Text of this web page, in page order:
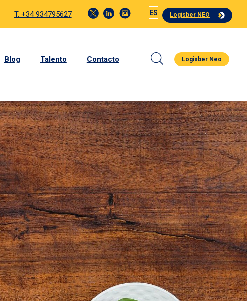
T. +34 934795627 ES Logisber NEO
Blog Talento Contacto Logisber Neo